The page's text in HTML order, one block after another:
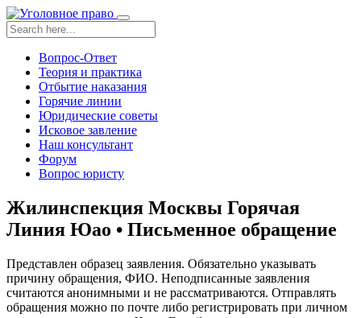
Toggle
navigation
Вопрос-Ответ
Теория и практика
Отбытие наказания
Горячие линии
Юридические советы
Исковое завление
Наш консультант
Форум
Вопрос юристу
Жилинспекция Москвы Горячая
Линия Юао • Письменное обращение
Представлен образец заявления. Обязательно указывать
причину обращения, ФИО. Неподписанные заявления
считаются анонимными и не рассматриваются. Отправлять
обращения можно по почте либо регистрировать при личном